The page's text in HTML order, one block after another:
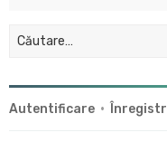
Autentificare •